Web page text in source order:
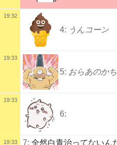
19:32
4: うんコーン
19:33
5: おらあのかち
19:33
6:
19:33 7: 全然白青治ってないん